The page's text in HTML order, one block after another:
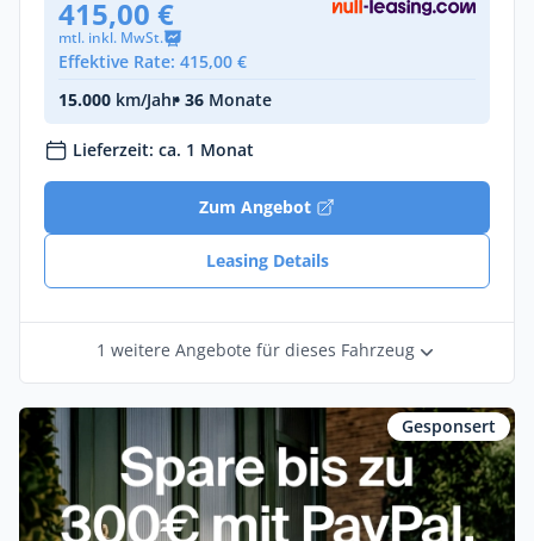
415,00 €
mtl. inkl. MwSt.
Effektive Rate: 415,00 €
15.000 km/Jahr• 36 Monate
Lieferzeit: ca. 1 Monat
Zum Angebot
Leasing Details
1 weitere Angebote für dieses Fahrzeug
Gesponsert